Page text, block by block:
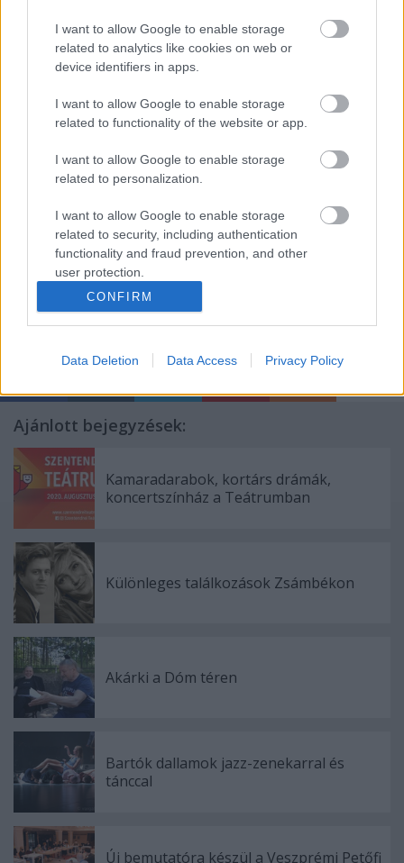
I want to allow Google to enable storage
related to analytics like cookies on web or
device identifiers in apps.
I want to allow Google to enable storage
related to functionality of the website or app.
I want to allow Google to enable storage
related to personalization.
I want to allow Google to enable storage
related to security, including authentication
functionality and fraud prevention, and other
user protection.
CONFIRM
Data Deletion Data Access Privacy Policy
és nemzetközi mesetörténet figurái, elemei és
motívumai úgy jelennek meg, ahogyan azokat még
senki nem láthatta.
Illés Gabriellahozzáfűzte: reményeik a produkció az
Forrás: MTI
Ajánlott bejegyzések:
Kamaradarabok, kortárs drámák,
koncertszínház a Teátrumban
Különleges találkozások Zsámbékon
Akárki a Dóm téren
Bartók dallamok jazz-zenekarral és
tánccal
Új bemutatóra készül a Veszprémi Petőfi